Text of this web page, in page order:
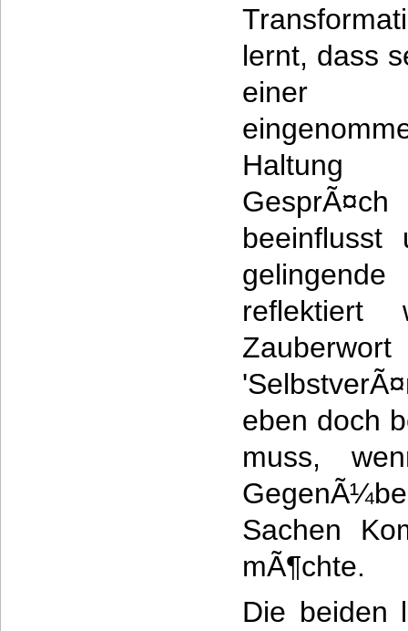
lernt, dass
einer
Haltung
reflektiert
eben doch
muss,
Sachen
mÃ¶chte.
Die beiden